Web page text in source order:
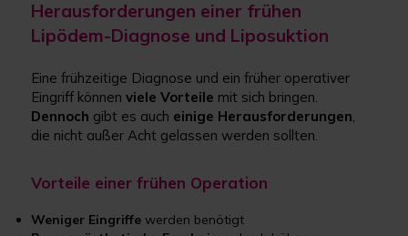
Herausforderungen einer frühen
Lipödem-Diagnose und Liposuktion
Eine frühzeitige Diagnose und ein früher operativer
Eingriff könnenviele Vorteile mit sich bringen.
Dennoch gibt es auch einige Herausforderungen,
die nicht außer Acht gelassen werden sollten.
Vorteile einer frühen Operation
Weniger Eingriffe werden benötigt